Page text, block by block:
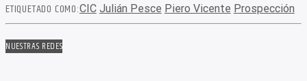
ETIQUETADO COMO:CIC Julián Pesce Piero Vicente Prospección
NUESTRAS REDES